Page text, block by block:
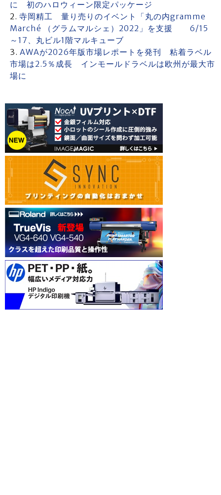
に 初のハロウィーン限定パッケージ
寺岡精工 量り売りのイベント「丸の内gramme
Marché （グラムマルシェ）2022」を支援 6/15
～17、丸ビル1階マルキューブ
AWAが2026年版市場レポートを発刊 粘着ラベル
市場は2.5％成長 インモールドラベルは欧州が最大市
場に